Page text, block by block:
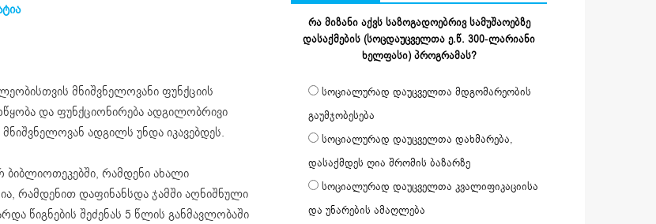
მნიშვნელოვანი ფუნქციის
და ფუნქციონირება ადგილობრივი
ადგილს უნდა იკავებდეს.
ბიბლიოთეკებში, რამდენი ახალი
რამდენით დაფინანსდა ჯამში აღნიშნული
წიგნების შეძენას 5 წლის განმავლობაში
რა მიზანი აქვს საზოგადოებრივ სამუშაოებზე
დასაქმების (სოცდაუცველთა ე.წ. 300-ლარიანი
ხელფასი) პროგრამას?
სოციალურად დაუცველთა მდგომარეობის
გაუმჯობესება
სოციალურად დაუცველთა დახმარება,
დასაქმდეს ღია შრომის ბაზარზე
სოციალურად დაუცველთა კვალიფიკაციისა
და უნარების ამაღლება